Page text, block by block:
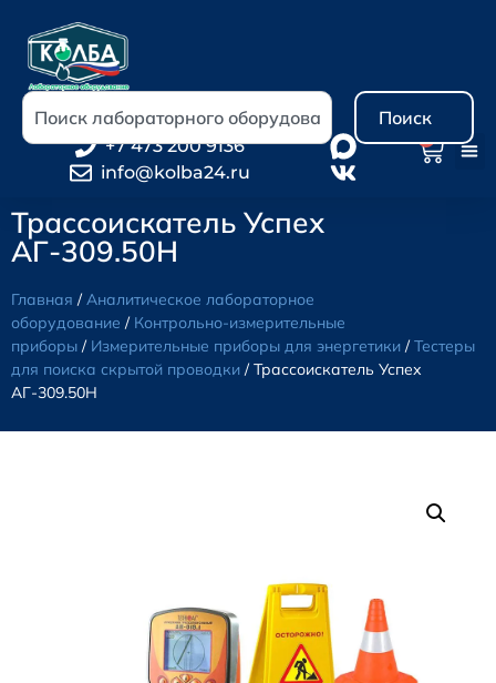
Поиск
+7 473 200 9136
info@kolba24.ru
Трассоискатель Успех
АГ-309.50Н
Главная /Аналитическое лабораторное
оборудование / Контрольно-измерительные
приборы / Измерительные приборы для энергетики /Тестеры
для поиска скрытой проводки / Трассоискатель Успех
АГ-309.50Н